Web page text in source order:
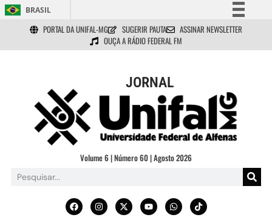
BRASIL
Simplifique!
Comunica BR
Acesso à informação
Legislação
Canais
PORTAL DA UNIFAL-MG SUGERIR PAUTA
ASSINAR NEWSLETTER
OUÇA A RÁDIO FEDERAL FM
JORNAL
Volume 6 | Número 60 | Agosto 2026